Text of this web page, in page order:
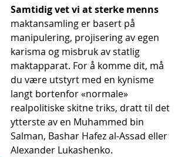
Samtidig vet vi at sterke menns
maktansamling er basert på
manipulering, projisering av egen
karisma og misbruk av statlig
maktapparat. For å komme dit, må
du være utstyrt med en kynisme
langt bortenfor «normale»
realpolitiske skitne triks, dratt til det
ytterste av en Muhammed bin
Salman, Bashar Hafez al-Assad eller
Alexander Lukashenko.